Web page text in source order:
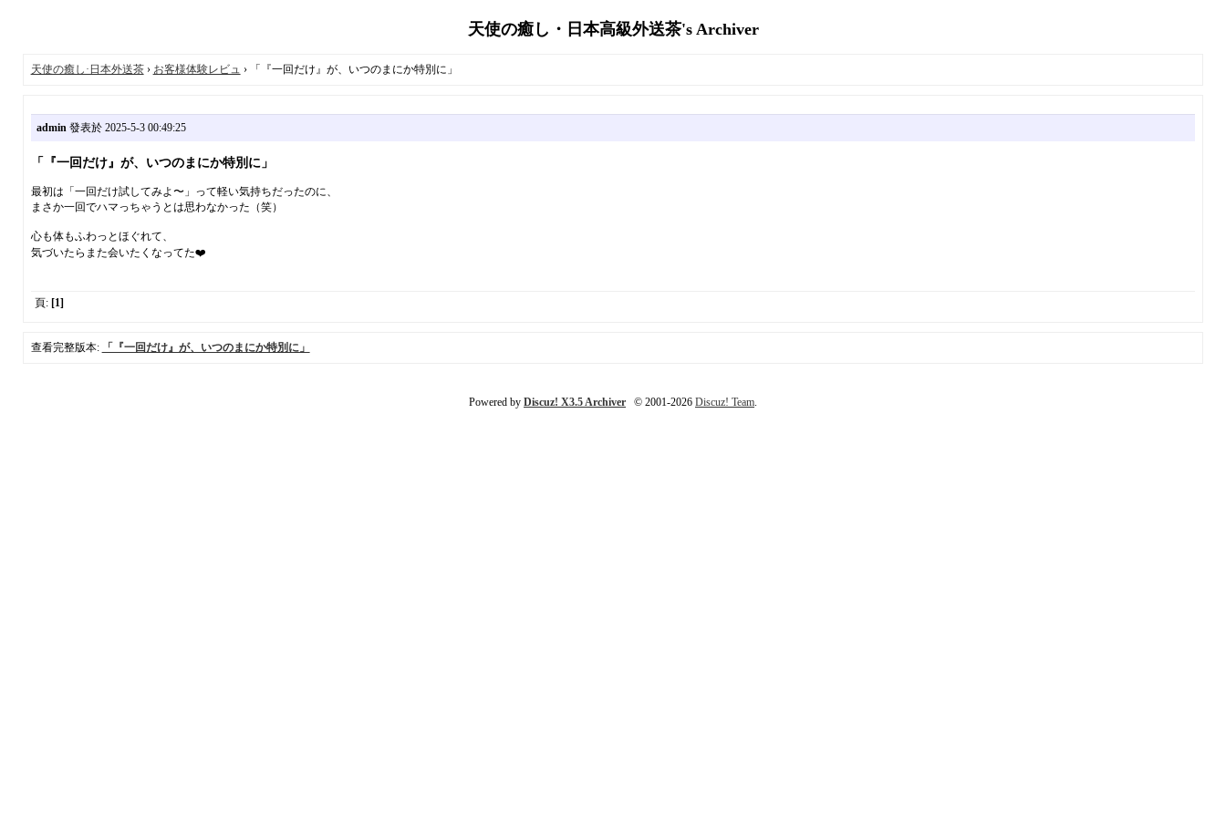
天使の癒し・日本高級外送茶's Archiver
天使の癒し·日本外送茶› お客様体験レビュ › 「『一回だけ』が、いつのまにか特別に」
admin發表於 2025-5-3 00:49:25
「『一回だけ』が、いつのまにか特別に」
最初は「一回だけ試してみよ〜」って軽い気持ちだったのに、
まさか一回でハマっちゃうとは思わなかった（笑）
心も体もふわっとほぐれて、
気づいたらまた会いたくなってた❤️
頁: [1]
查看完整版本: 「『一回だけ』が、いつのまにか特別に」
Powered by Discuz! X3.5 Archiver © 2001-2026 Discuz! Team.